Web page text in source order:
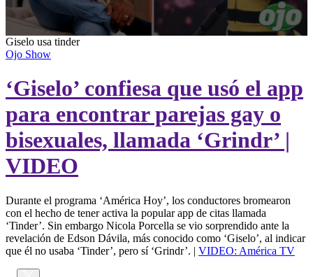
0
seconds
of
seconds
Giselo usa tinder
Ojo Show
‘Giselo’ confiesa que usó el app
para encontrar parejas gay o
bisexuales, llamada ‘Grindr’ |
VIDEO
Durante el programa ‘América Hoy’, los conductores bromearon
con el hecho de tener activa la popular app de citas llamada
‘Tinder’. Sin embargo Nicola Porcella se vio sorprendido ante la
revelación de Edson Dávila, más conocido como ‘Giselo’, al indicar
que él no usaba ‘Tinder’, pero sí ‘Grindr’. | VIDEO: América TV